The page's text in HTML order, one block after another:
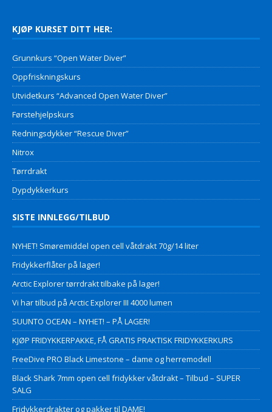
KJØP KURSET DITT HER:
Grunnkurs “Open Water Diver”
Oppfriskningskurs
Utvidetkurs “Advanced Open Water Diver”
Førstehjelpskurs
Redningsdykker “Rescue Diver”
Nitrox
Tørrdrakt
Dypdykkerkurs
SISTE INNLEGG/TILBUD
NYHET! Smøremiddel open cell våtdrakt 70g/14 liter
Fridykkerflåter på lager!
Arctic Explorer tørrdrakt tilbake på lager!
Vi har tilbud på Arctic Explorer III 4000 lumen
SUUNTO OCEAN – NYHET! – PÅ LAGER!
KJØP FRIDYKKERPAKKE, FÅ GRATIS PRAKTISK FRIDYKKERKURS
FreeDive PRO Black Limestone – dame og herremodell
Black Shark 7mm open cell fridykker våtdrakt – Tilbud – SUPER
SALG
Fridykkerdrakter og pakker til DAME!